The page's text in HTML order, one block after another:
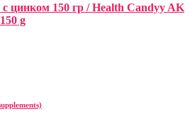
цинком 150 гр / Health Candyy AK
g